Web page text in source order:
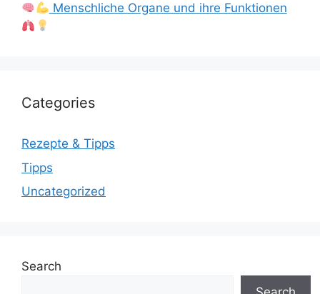
Menschliche Organe und ihre Funktionen
Categories
Rezepte & Tipps
Tipps
Uncategorized
Search